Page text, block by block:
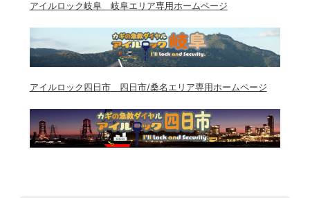
アイルロック岐阜 岐阜エリア専用ホームページ
アイルロック四日市 四日市/桑名エリア専用ホームページ